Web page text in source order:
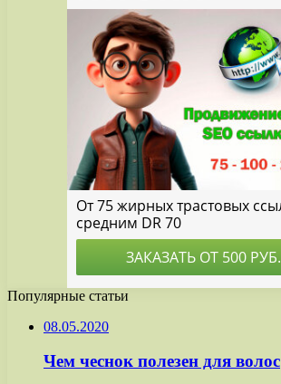
Популярные статьи
08.05.2020
Чем чеснок полезен для волос